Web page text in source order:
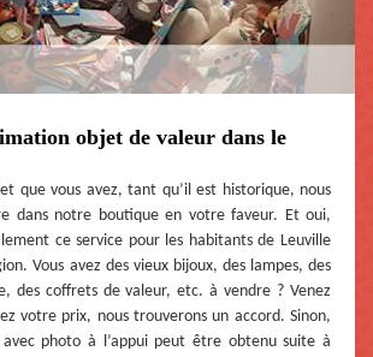
objet de valeur dans le
que vous avez, tant qu’il est historique, nous
dans notre boutique en votre faveur. Et oui,
ce service pour les habitants de Leuville
Vous avez des vieux bijoux, des lampes, des
des coffrets de valeur, etc. à vendre ? Venez
votre prix, nous trouverons un accord. Sinon,
photo à l’appui peut être obtenu suite à